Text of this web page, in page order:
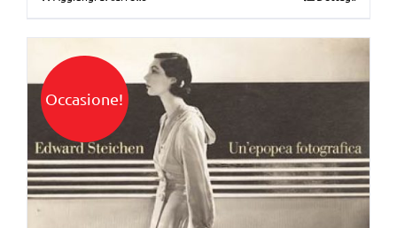
era:
€69,00.
è:
€60,00.
Occasione!